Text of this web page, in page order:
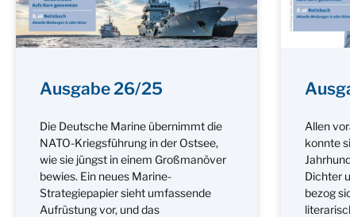
Ausgabe 26/25
Die Deutsche Marine übernimmt die
NATO-Kriegsführung in der Ostsee,
wie sie jüngst in einem Großmanöver
bewies. Ein neues Marine-
Strategiepapier sieht umfassende
Aufrüstung vor, und das
Allen
konnte
Dichter
bezog